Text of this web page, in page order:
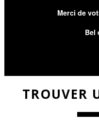
Merci de
Bel
TROUVER